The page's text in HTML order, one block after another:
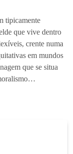
tipicamente
que vive dentro
crente numa
em mundos
que se situa